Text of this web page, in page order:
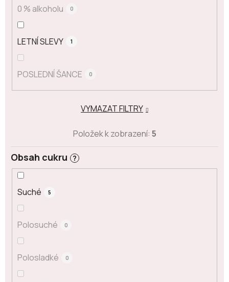
0 % alkoholu 0
LETNÍ SLEVY 1
POSLEDNÍ ŠANCE 0
Obsah cukru ?
Suché 5
Polosuché 0
Polosladké 0
VYMAZAT FILTRY
Položek k zobrazení: 5